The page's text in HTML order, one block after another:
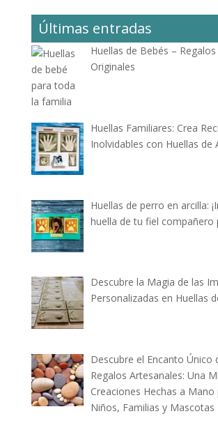
Últimas entradas
Huellas de Bebés –
Originales
Huellas Familiares: Crea
Inolvidables con Huellas de
Huellas de perro en arcilla:
huella de tu fiel compañero
Descubre la Magia de las
Personalizadas en Huellas
Descubre el Encanto Único
Regalos Artesanales: Una
Creaciones Hechas a Mano
Niños, Familias y Mascotas